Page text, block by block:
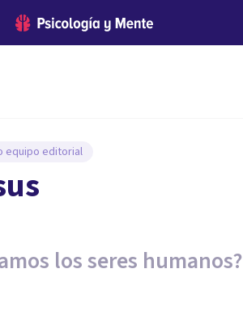
equipo editorial
los seres humanos?